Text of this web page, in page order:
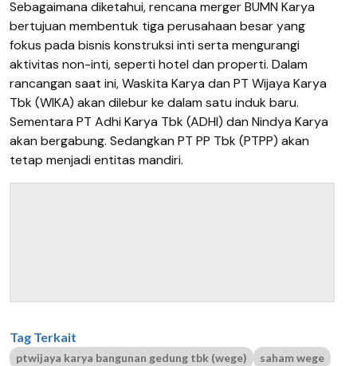
Sebagaimana diketahui, rencana merger BUMN Karya
bertujuan membentuk tiga perusahaan besar yang
fokus pada bisnis konstruksi inti serta mengurangi
aktivitas non-inti, seperti hotel dan properti. Dalam
rancangan saat ini, Waskita Karya dan PT Wijaya Karya
Tbk (WIKA) akan dilebur ke dalam satu induk baru.
Sementara PT Adhi Karya Tbk (ADHI) dan Nindya Karya
akan bergabung. Sedangkan PT PP Tbk (PTPP) akan
tetap menjadi entitas mandiri.
Tag Terkait
ptwijaya karya bangunan gedung tbk (wege)
saham wege